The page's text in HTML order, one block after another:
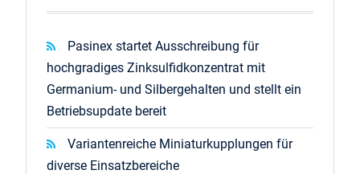
Pasinex startet Ausschreibung für
hochgradiges Zinksulfidkonzentrat mit
Germanium- und Silbergehalten und stellt ein
Betriebsupdate bereit
Variantenreiche Miniaturkupplungen für
diverse Einsatzbereiche